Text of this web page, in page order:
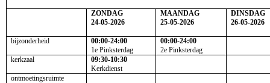
ZONDAG
24-05-2026
MAANDAG
25-05-2026
DINSDAG
26-05-2026
bijzonderheid
00:00-24:00
1e Pinksterdag
00:00-24:00
2e Pinksterdag
kerkzaal
09:30-10:30
Kerkdienst
ontmoetingsruimte